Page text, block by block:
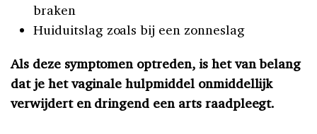
braken
Huiduitslag zoals bij een zonneslag
Als deze symptomen optreden, is het van belang
dat je het vaginale hulpmiddel onmiddellijk
verwijdert en dringend een arts raadpleegt.